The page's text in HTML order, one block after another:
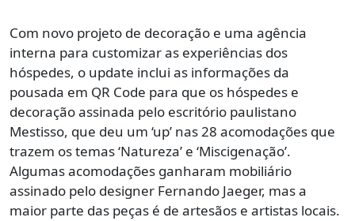
Com novo projeto de decoração e uma agência
interna para customizar as experiências dos
hóspedes, o update inclui as informações da
pousada em QR Code para que os hóspedes e
decoração assinada pelo escritório paulistano
Mestisso, que deu um ‘up’ nas 28 acomodações que
trazem os temas ‘Natureza’ e ‘Miscigenação’.
Algumas acomodações ganharam mobiliário
assinado pelo designer Fernando Jaeger, mas a
maior parte das peças é de artesãos e artistas locais.